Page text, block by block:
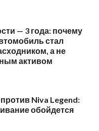
— 3 года: почему
стал
а не
активом
Niva Legend:
обойдется